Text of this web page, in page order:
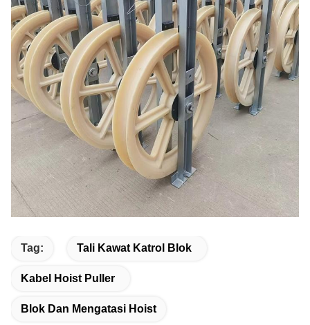
Tag: Tali Kawat Katrol Blok
Kabel Hoist Puller
Blok Dan Mengatasi Hoist